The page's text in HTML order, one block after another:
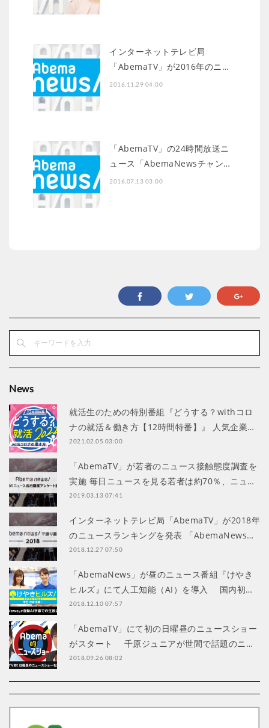
インターネットテレビ局
「AbemaTV」が2016年のニ…
2016.11.29 04:00
「AbemaTV」の24時間放送ニ
ュース「AbemaNewsチャン…
2016.07.13 03:00
News
就活生のための特別番組『どうする？withコロ
ナの就活＆働き方【12時間特番】』 人気企業…
2021.02.05 03:00
「AbemaTV」が若者のニュース接触態度調査を
実施 毎日ニュースを見る若者は約70％、ニュ…
2019.03.13 07:41
インターネットテレビ局「AbemaTV」が2018年
のニュースランキングを発表 「AbemaNews…
2018.12.27 07:50
「AbemaNews」が昼のニュース番組『けやき
ヒルズ』にて人工知能（AI）を導入 国内初…
2018.12.10 07:57
「AbemaTV」にて初の日曜昼のニュースショー
がスタート 千原ジュニアが世間で話題のニ…
2018.09.26 08:02